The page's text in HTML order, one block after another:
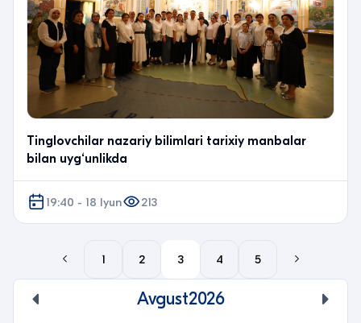
Tinglovchilar nazariy bilimlari tarixiy manbalar
bilan uyg‘unlikda
19:40 - 18 Iyun 213
1 2 3 4 5
Avgust2026